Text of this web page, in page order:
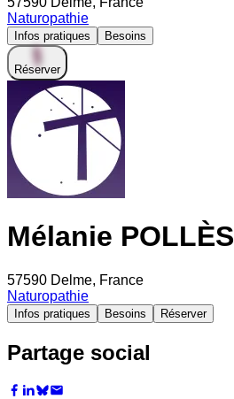
Naturopathie
Infos pratiques Besoins
Réserver
Mélanie POLLÈS
57590 Delme, France
Naturopathie
Infos pratiques Besoins Réserver
Partage social